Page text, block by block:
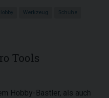
Werkzeug Schuhe
Tools
Hobby-Bastler, als auch